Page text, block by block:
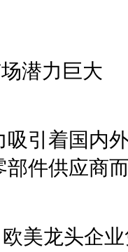
潜力巨大
引着国内
件供应商
美龙头企